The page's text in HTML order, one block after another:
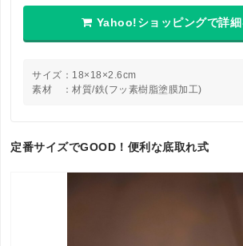
Yahoo!ショッピングで詳細
サイズ：18×18×2.6cm
素材 ：材質/鉄(フッ素樹脂塗膜加工)
定番サイズでGOOD！便利な底取れ式